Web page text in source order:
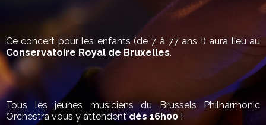
Ce concert pour les enfants (de 7 à 77 ans !) aura lieu au
Conservatoire Royal de Bruxelles.
Tous les jeunes musiciens du Brussels Philharmonic
Orchestra vous y attendent dès 16h00 !